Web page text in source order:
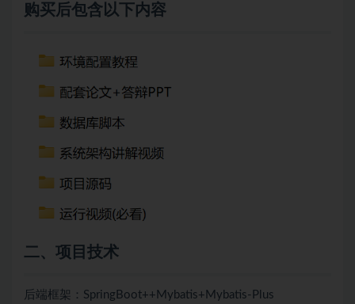
购买后包含以下内容
二、项目技术
后端框架：SpringBoot++ Mybatis+ Mybatis-Plus